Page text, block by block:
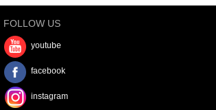
FOLLOW US
youtube
facebook
instagram